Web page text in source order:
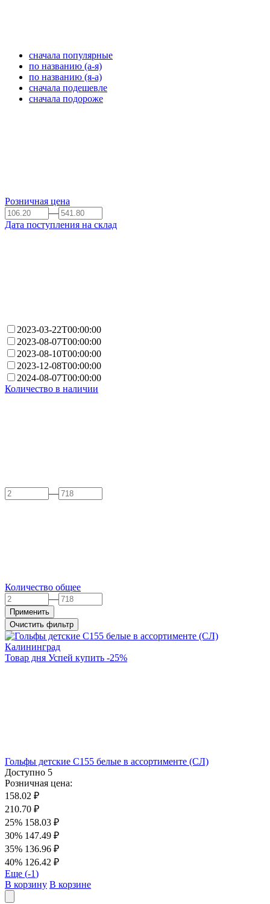
сначала популярные
по названию (а-я)
по названию (я-а)
сначала подешевле
сначала подороже
Розничная цена
—
Дата поступления на склад
2023-03-22T00:00:00
2023-08-07T00:00:00
2023-08-10T00:00:00
2023-12-08T00:00:00
2024-08-07T00:00:00
Количество в наличии
—
Количество общее
—
Применить
Очистить фильтр
Товар дня Успей купить -25%
Гольфы детские С155 белые в ассортименте (СЛ)
Доступно 5
Розничная цена:
158.02 ₽
210.70 ₽
25% 158.03 ₽
30% 147.49 ₽
35% 136.96 ₽
40% 126.42 ₽
Еще (-1)
В корзину В корзине